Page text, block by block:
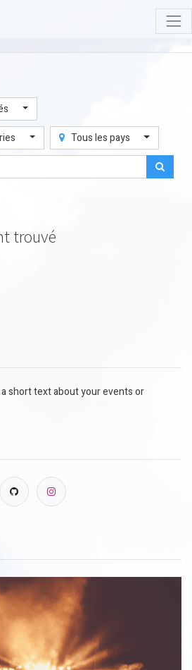
Tous les pays
trouvé
short text about your events or